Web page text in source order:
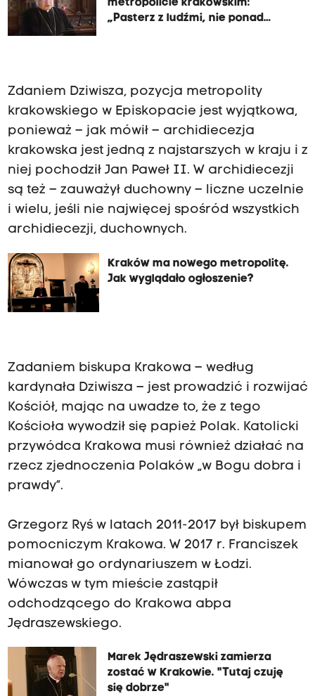
metropolicie krakowskim:
„Pasterz z ludźmi, nie ponad
Zdaniem Dziwisza, pozycja metropolity
krakowskiego w Episkopacie jest wyjątkowa,
ponieważ – jak mówił – archidiecezja
krakowska jest jedną z najstarszych w kraju i z
niej pochodził Jan Paweł II. W archidiecezji
są też – zauważył duchowny – liczne uczelnie
i wielu, jeśli nie najwięcej spośród wszystkich
archidiecezji, duchownych.
Kraków ma nowego metropolitę.
Jak wyglądało ogłoszenie?
Zadaniem biskupa Krakowa – według
kardynała Dziwisza – jest prowadzić i rozwijać
Kościół, mając na uwadze to, że z tego
Kościoła wywodził się papież Polak. Katolicki
przywódca Krakowa musi również działać na
rzecz zjednoczenia Polaków „w Bogu dobra i
prawdy”.
Grzegorz Ryś w latach 2011-2017 był biskupem
pomocniczym Krakowa. W 2017 r. Franciszek
mianował go ordynariuszem w Łodzi.
Wówczas w tym mieście zastąpił
odchodzącego do Krakowa abpa
Jędraszewskiego.
Marek Jędraszewski zamierza
zostać w Krakowie. "Tutaj czuję
się dobrze"